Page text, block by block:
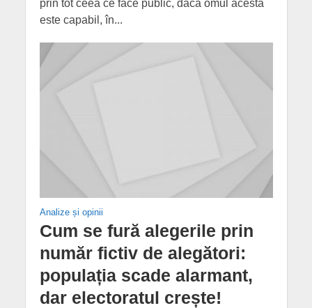
prin tot ceea ce face public, dacă omul acesta
este capabil, în...
Analize și opinii
Cum se fură alegerile prin
număr fictiv de alegători:
populația scade alarmant,
dar electoratul crește!